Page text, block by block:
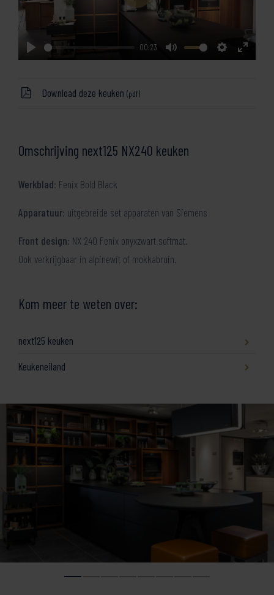
Play
00:23
Mute Settings
Enter
Play
Download deze keuken (pdf)
Omschrijving next125 NX240 keuken
Werkblad: Fenix Bold Black
Apparatuur: uitgebreide set apparaten van Siemens
Front design: NX 240 Fenix onyxzwart softmat.
Ook verkrijgbaar in alpinewit of mokkabruin.
Kom meer te weten over:
next125 keuken
Keukeneiland